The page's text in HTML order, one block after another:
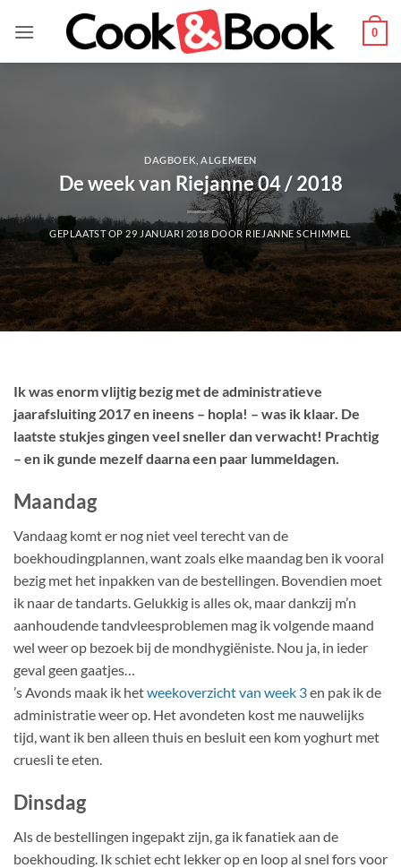
naar
0
DAGBOEK ,ALGEMEEN
De week van Riejanne 04 / 2018
GEPLAATST OP29 JANUARI 2018 DOOR RIEJANNE SCHIMMEL
Ik was enorm vlijtig bezig met de administratieve
jaarafsluiting 2017 en ineens – hopla! – was ik klaar. De
laatste stukjes gingen veel sneller dan verwacht! Prachtig
– en ik gunde mezelf daarna een paar lummeldagen.
Maandag
Vandaag komt er nog niet veel terecht van de
boekhoudingplannen, want zoals elke maandag ben ik vooral
bezig met het inpakken van de bestellingen. Bovendien moet
ik naar de tandarts. Gelukkig is alles ok, maar dankzij m’n
aanhoudende tandvleesproblemen mag ik volgende maand
wel weer op bezoek bij de mondhygiëniste. Nou ja, in ieder
geval geen gaatjes…
’s Avonds maak ik hetweekoverzicht van week 3en pak ik de
administratie weer op. Het avondeten kost me nauwelijks
tijd, want ik ben alleen thuis en besluit een kom yoghurt met
cruesli te eten.
Dinsdag
Als de bestellingen ingepakt zijn, ga ik fanatiek aan de
boekhouding. Ik schiet echt lekker op en loop al snel fors voor